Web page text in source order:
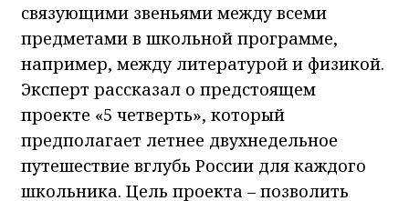
связующими звеньями между всеми
предметами в школьной программе,
например, между литературой и физикой.
Эксперт рассказал о предстоящем
проекте «5 четверть», который
предполагает летнее двухнедельное
путешествие вглубь России для каждого
школьника. Цель проекта – позволить